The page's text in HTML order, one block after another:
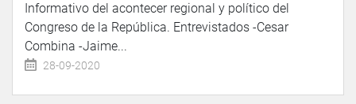
Informativo del acontecer regional y político del
Congreso de la República. Entrevistados -Cesar
Combina -Jaime...
28-09-2020